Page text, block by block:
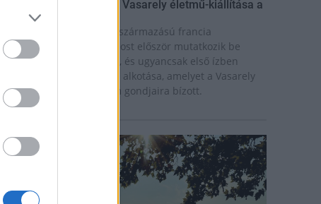
zínekben élt élet - Claire Vasarely életmű-kiállítása a
Múzeum Galériában
Claire Vasarely, a magyar származású francia
alkotóművész életműve most először mutatkozik be
önállóan Magyarországon, és ugyancsak első ízben
látható együtt valamennyi alkotása, amelyet a Vasarely
házaspár a pécsi múzeum gondjaira bízott.
Országos hírek